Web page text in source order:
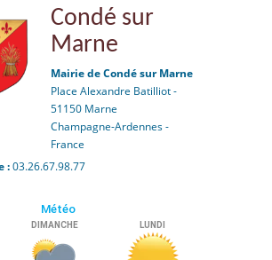
Condé sur
Marne
Mairie de Condé sur Marne
Place Alexandre Batilliot -
51150 Marne
Champagne-Ardennes -
France
:03.26.67.98.77